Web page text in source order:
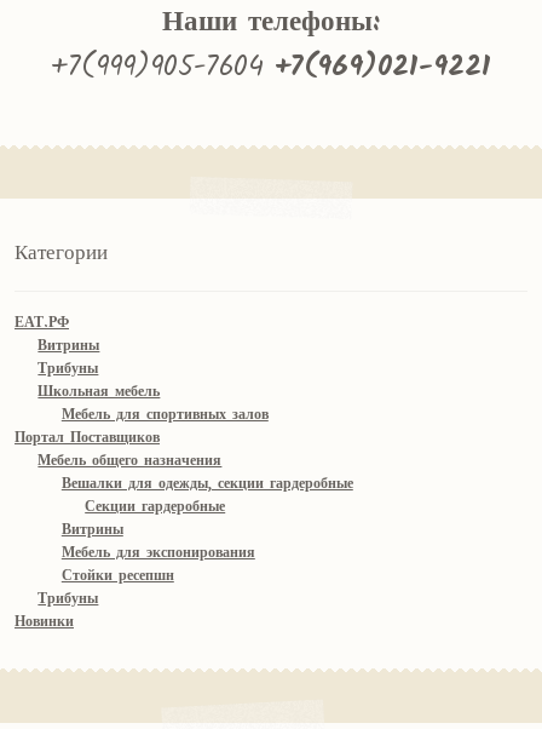
Наши телефоны:
+7(999)905-7604 +7(969)021-9221
Категории
ЕАТ.РФ
Витрины
Трибуны
Школьная мебель
Мебель для спортивных залов
Портал Поставщиков
Мебель общего назначения
Вешалки для одежды, секции гардеробные
Секции гардеробные
Витрины
Мебель для экспонирования
Стойки ресепшн
Трибуны
Новинки